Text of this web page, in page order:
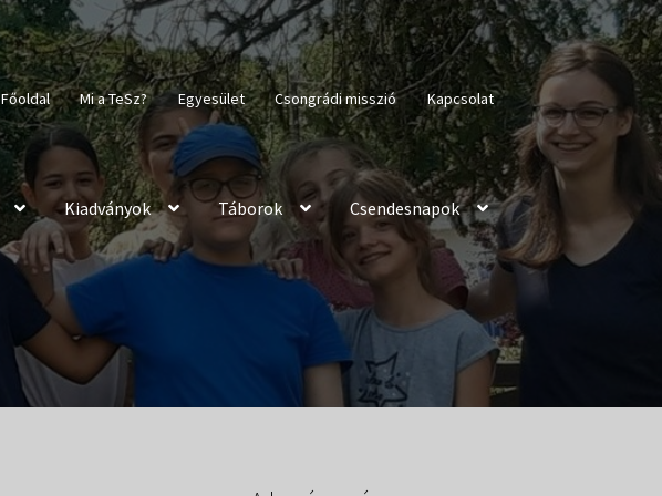
Főoldal Mi a TeSz? Egyesület Csongrádi misszió Kapcsolat
Kiadványok Táborok Csendesnapok